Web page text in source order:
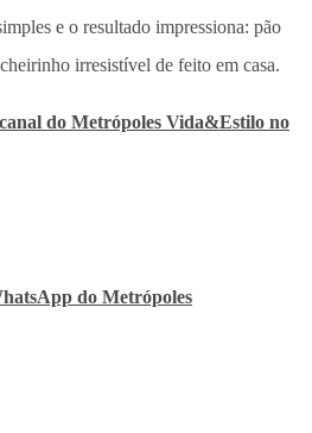
e o resultado impressiona: pão
irresistível de feito em casa.
do Metrópoles Vida&Estilo no
do Metrópoles